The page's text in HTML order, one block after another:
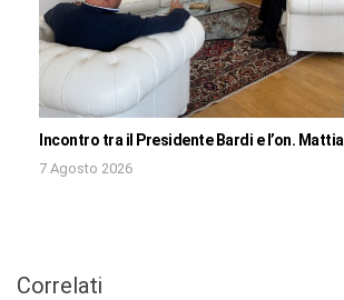
Incontro tra il Presidente Bardi e l’on. Mattia
7 Agosto 2026
Correlati